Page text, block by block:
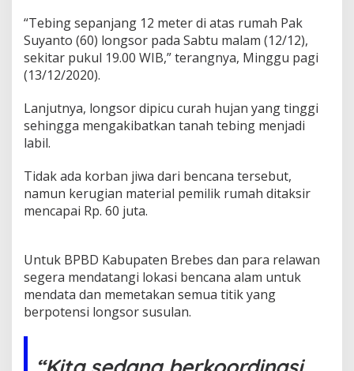
l
a
m
S
a
r
i
b
i
n
g
n
g
s
r
“Tebing sepanjang 12 meter di atas rumah Pak
Suyanto (60) longsor pada Sabtu malam (12/12),
sekitar pukul 19.00 WIB,” terangnya, Minggu pagi
(13/12/2020).
Lanjutnya, longsor dipicu curah hujan yang tinggi
sehingga mengakibatkan tanah tebing menjadi
labil.
Tidak ada korban jiwa dari bencana tersebut,
namun kerugian material pemilik rumah ditaksir
mencapai Rp. 60 juta.
Untuk BPBD Kabupaten Brebes dan para relawan
segera mendatangi lokasi bencana alam untuk
mendata dan memetakan semua titik yang
berpotensi longsor susulan.